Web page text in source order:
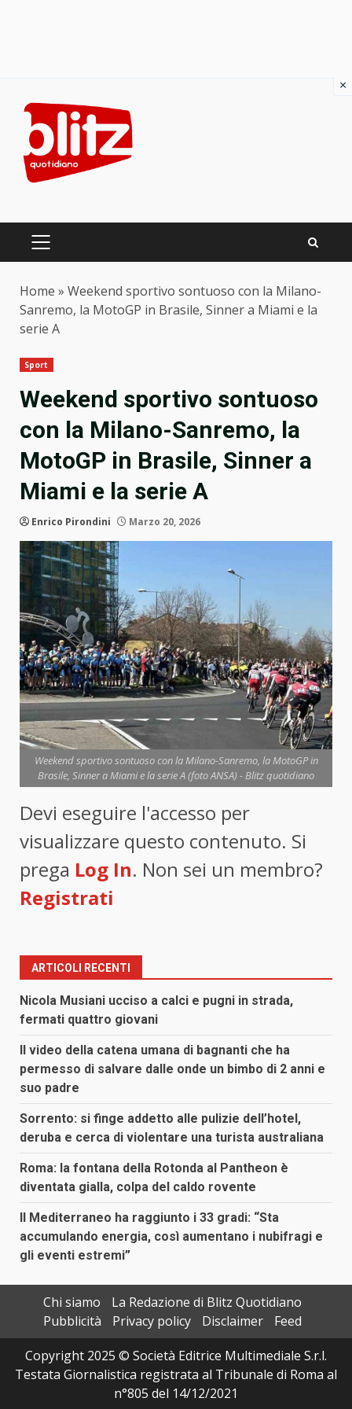
content
PRIMARY
Home » Weekend sportivo sontuoso con la Milano-
Sanremo, la MotoGP in Brasile, Sinner a Miami e la
serie A
Sport
Weekend sportivo sontuoso
con la Milano-Sanremo, la
MotoGP in Brasile, Sinner a
Miami e la serie A
Enrico Pirondini Marzo 20, 2026
Weekend sportivo sontuoso con la Milano-Sanremo, la MotoGP in
Brasile, Sinner a Miami e la serie A (foto ANSA) - Blitz quotidiano
Devi eseguire l'accesso per
visualizzare questo contenuto. Si
prega Log In. Non sei un membro?
Registrati
ARTICOLI RECENTI
Nicola Musiani ucciso a calci e pugni in strada,
fermati quattro giovani
Il video della catena umana di bagnanti che ha
permesso di salvare dalle onde un bimbo di 2 anni e
suo padre
Sorrento: si finge addetto alle pulizie dell’hotel,
deruba e cerca di violentare una turista australiana
Roma: la fontana della Rotonda al Pantheon è
diventata gialla, colpa del caldo rovente
Il Mediterraneo ha raggiunto i 33 gradi: “Sta
accumulando energia, così aumentano i nubifragi e
gli eventi estremi”
Chi siamo
La Redazione di Blitz Quotidiano
Pubblicità
Privacy policy Disclaimer
Feed
Copyright 2025 © Società Editrice Multimediale S.r.l.
Testata Giornalistica registrata al Tribunale di Roma al
n°805 del 14/12/2021
×